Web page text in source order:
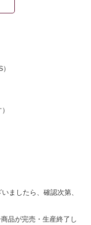
ましたら、確認次第、
品が完売・生産終了し